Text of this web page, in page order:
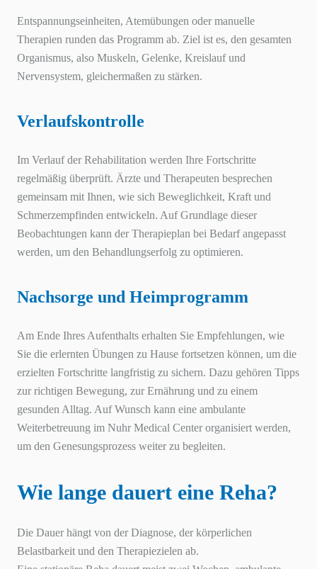
Entspannungseinheiten, Atemübungen oder manuelle
Therapien runden das Programm ab. Ziel ist es, den gesamten
Organismus, also Muskeln, Gelenke, Kreislauf und
Nervensystem, gleichermaßen zu stärken.
Verlaufskontrolle
Im Verlauf der Rehabilitation werden Ihre Fortschritte
regelmäßig überprüft. Ärzte und Therapeuten besprechen
gemeinsam mit Ihnen, wie sich Beweglichkeit, Kraft und
Schmerzempfinden entwickeln. Auf Grundlage dieser
Beobachtungen kann der Therapieplan bei Bedarf angepasst
werden, um den Behandlungserfolg zu optimieren.
Nachsorge und Heimprogramm
Am Ende Ihres Aufenthalts erhalten Sie Empfehlungen, wie
Sie die erlernten Übungen zu Hause fortsetzen können, um die
erzielten Fortschritte langfristig zu sichern. Dazu gehören Tipps
zur richtigen Bewegung, zur Ernährung und zu einem
gesunden Alltag. Auf Wunsch kann eine ambulante
Weiterbetreuung im Nuhr Medical Center organisiert werden,
um den Genesungsprozess weiter zu begleiten.
Wie lange dauert eine Reha?
Die Dauer hängt von der Diagnose, der körperlichen
Belastbarkeit und den Therapiezielen ab.